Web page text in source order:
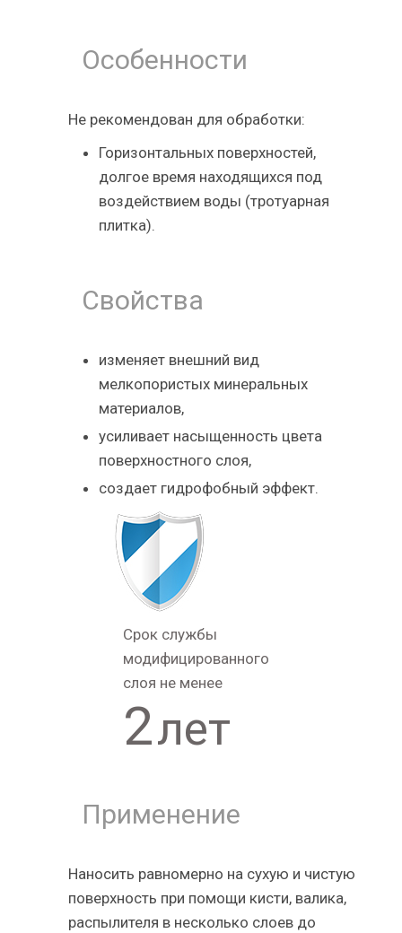
Особенности
Не рекомендован для обработки:
Горизонтальных поверхностей,
долгое время находящихся под
воздействием воды (тротуарная
плитка).
Свойства
изменяет внешний вид
мелкопористых минеральных
материалов,
усиливает насыщенность цвета
поверхностного слоя,
создает гидрофобный эффект.
Срок службы
модифицированного
слоя не менее
2лет
Применение
Наносить равномерно на сухую и чистую
поверхность при помощи кисти, валика,
распылителя в несколько слоев до